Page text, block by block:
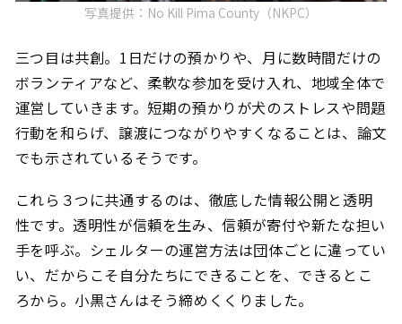
写真提供：No Kill Pima County（NKPC）
三つ目は共創。1日だけの預かりや、月に数時間だけの
ボランティアなど、柔軟な参加を受け入れ、地域全体で
運営していきます。短期の預かりが犬のストレスや問題
行動を和らげ、譲渡につながりやすくなることは、論文
でも示されているそうです。
これら３つに共通するのは、徹底した情報公開と透明
性です。透明性が信頼を生み、信頼が寄付や新たな担い
手を呼ぶ。シェルターの運営方法は団体ごとに違ってい
い、だからこそ自分たちにできることを、できるとこ
ろから。小黒さんはそう締めくくりました。